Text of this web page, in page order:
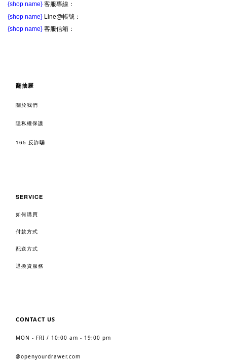
{shop name} 客服專線：
{shop name} Line@帳號：
{shop name} 客服信箱：
翻抽屜
關於我們
隱私權保護
165 反詐騙
SERVICE
如何購買
付款方式
配送方式
退換貨服務
CONTACT US
MON - FRI / 10:00 am - 19:00 pm
@openyourdrawer.com